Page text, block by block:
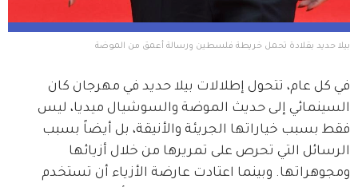
بيلا حديد بقلادة تحمل خريطة فلسطين ورسالة أعمق من الموضة
في كل عام، تتحول إطلالات بيلا حديد في مهرجان كان
السينمائي إلى حديث الموضة والسوشيال ميديا، ليس
فقط بسبب خياراتها الجريئة والأنيقة، بل أيضاً بسبب
الرسائل التي تحرص على تمريرها من خلال أزيائها
ومجوهراتها. وبينما اعتادت عارضة الأزياء أن تستخدم